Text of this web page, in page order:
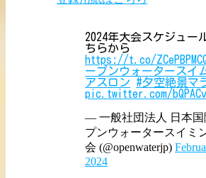
2024年大会スケジュー
ちらから
https://t.co/
ープンウォータースイ
アスロン
#夕空絶景マ
pic.twitter.com/
— 一般社団法人 日本国
プンウォータースイミ
会 (@openwaterjp)
2024